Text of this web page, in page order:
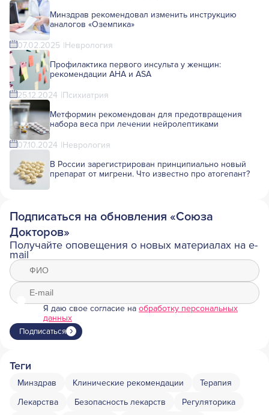
Минздрав рекомендовал изменить инструкцию
аналогов «Оземпика»
07.02.2025 Неврология
Профилактика первого инсульта у женщин:
рекомендации AHA и ASA
25.12.2024 Психиатрия
Метформин рекомендован для предотвращения
набора веса при лечении нейролептиками
07.10.2024 Неврология
В России зарегистрирован принципиально новый
препарат от мигрени. Что известно про атогепант?
Подписаться на обновления «Союза
Докторов»
Получайте оповещения о новых материалах на e-
mail
Я даю свое согласие на обработку персональных
данных
Подписаться
Теги
Минздрав Клинические рекомендации
Терапия
Лекарства
Безопасность лекарств
Регуляторика